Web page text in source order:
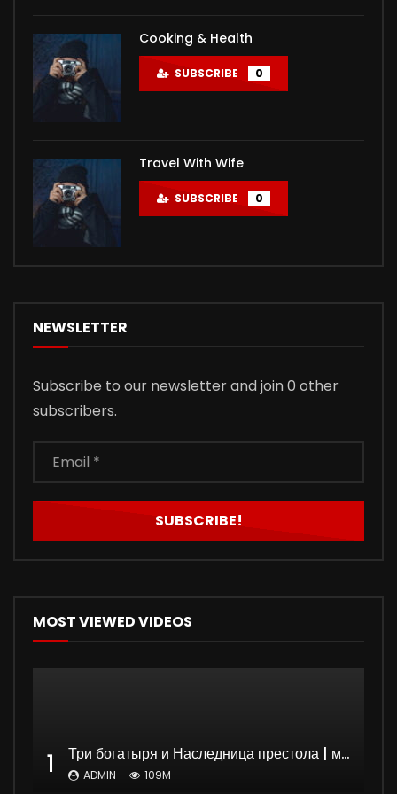
Cooking & Health
SUBSCRIBE 0
Travel With Wife
SUBSCRIBE 0
NEWSLETTER
Subscribe to our newsletter and join 0 other
subscribers.
MOST VIEWED VIDEOS
1 Три богатыря и Наследница престола | мультфильм
ADMIN 109M